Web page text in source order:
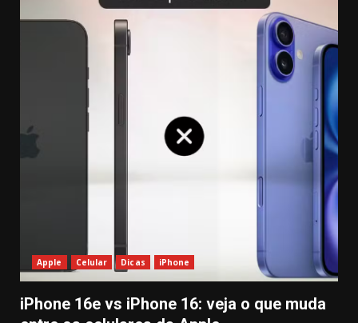
Apple Celular Dicas iPhone
iPhone 16e vs iPhone 16: veja o que muda